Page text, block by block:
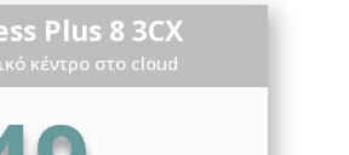
Plus 8 3CX
κέντρο στο cloud